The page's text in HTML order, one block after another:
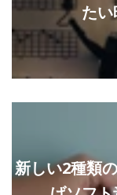
た
新しい2種類